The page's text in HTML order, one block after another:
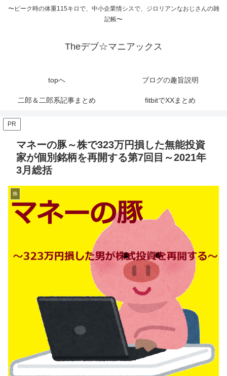
〜ピーク時の体重115キロで、中小企業情シスで、ジロリアンなおじさんの雑
記帳〜
Theデブ☆マニアックス
topへ ブログの趣旨説明
二郎＆二郎系記事まとめ fitbitでXXまとめ
PR
マネーの豚～株で323万円損した無能投資
家が個別銘柄を再開する第7回目～2021年
3月総括
株